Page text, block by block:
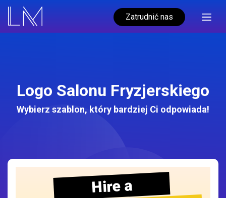
Zatrudnić nas
Logo Salonu Fryzjerskiego
Wybierz szablon, który bardziej Ci odpowiada!
Hire a